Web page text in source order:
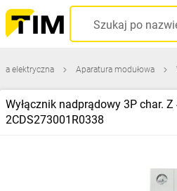
elektryczna Aparatura modułowa
Wyłącznik nadprądowy 3P char.
2CDS273001R0338